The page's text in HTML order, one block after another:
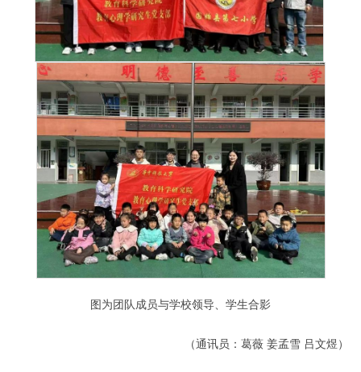
图为团队成员与学校领导、学生合影
（通讯员：葛薇 姜孟雪 吕文煜）